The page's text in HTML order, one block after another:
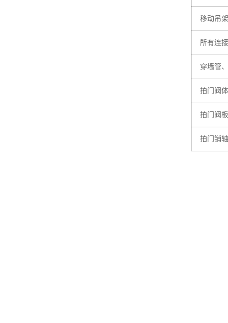
移动吊
所有连
穿墙管
拍门阀体
拍门阀板
拍门销轴